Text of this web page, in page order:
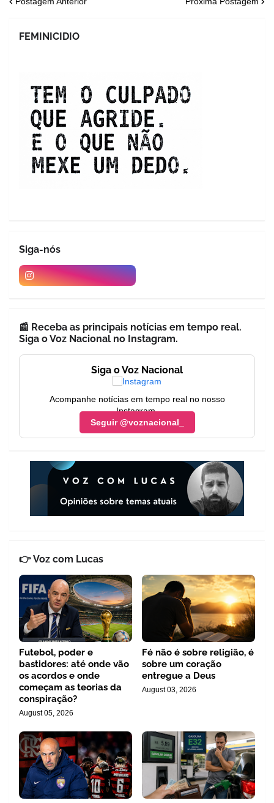
FEMINICIDIO
Siga-nós
📰 Receba as principais notícias em tempo real.
Siga o Voz Nacional no Instagram.
Siga o Voz Nacional
Acompanhe notícias em tempo real no nosso
Instagram.
Seguir @voznacional_
👉 Voz com Lucas
Futebol, poder e
bastidores: até onde vão
os acordos e onde
começam as teorias da
conspiração?
August 05, 2026
Fé não é sobre religião, é
sobre um coração
entregue a Deus
August 03, 2026